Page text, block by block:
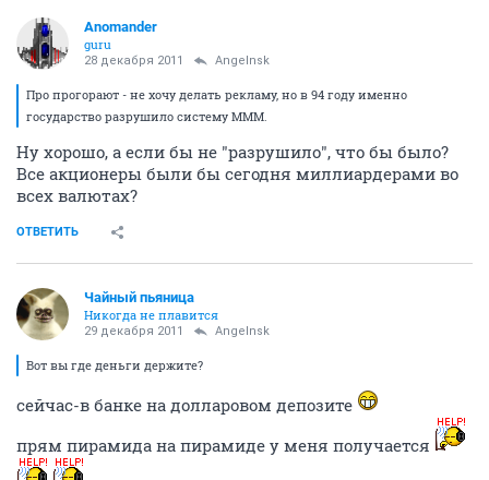
Anomander
guru
28 декабря 2011 Angelnsk
Про прогорают - не хочу делать рекламу, но в 94 году именно
государство разрушило систему МММ.
Ну хорошо, а если бы не "разрушило", что бы было?
Все акционеры были бы сегодня миллиардерами во
всех валютах?
ОТВЕТИТЬ
Чайный пьяница
Никогда не плавится
29 декабря 2011 Angelnsk
Вот вы где деньги держите?
сейчас-в банке на долларовом депозите
прям пирамида на пирамиде у меня получается